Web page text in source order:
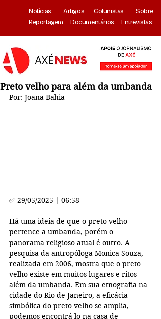
Notícias Artigos Colunistas
Sobre
Reportagem
Documentários Entrevistas
Preto velho para além da umbanda
Por: Joana Bahia
✅ 29/05/2025 | 06:58
Há uma ideia de que o preto velho
pertence a umbanda, porém o
panorama religioso atual é outro. A
pesquisa da antropóloga Monica Souza,
realizada em 2006, mostra que o preto
velho existe em muitos lugares e ritos
além da umbanda. Em sua etnografia na
cidade do Rio de Janeiro, a eficácia
simbólica do preto velho se amplia,
podemos encontrá-lo na casa de